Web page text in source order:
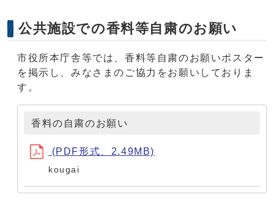
公共施設での香料等自粛のお願い
市役所本庁舎等では、香料等自粛のお願いポスター
を掲示し、みなさまのご協力をお願いしておりま
す。
香料の自粛のお願い
(PDF形式、2.49MB)
kougai